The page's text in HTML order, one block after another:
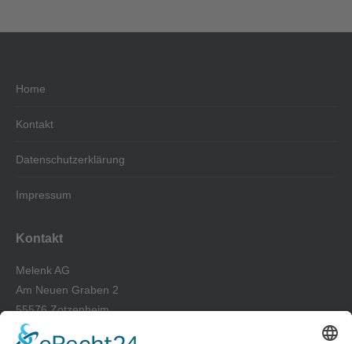
Home
Kontakt
Datenschutzerklärung
Impressum
Kontakt
Melenk AG
Am Neuen Graben 2
55576 Zotzenheim
Tel.: +49 67 01-93 39-0